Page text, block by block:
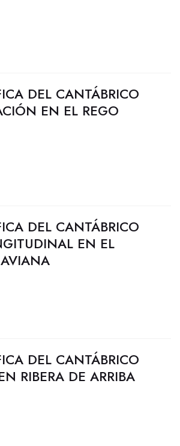
DEL CANTÁBRICO
EN EL REGO
DEL CANTÁBRICO
EN EL
DEL CANTÁBRICO
RIBERA DE ARRIBA